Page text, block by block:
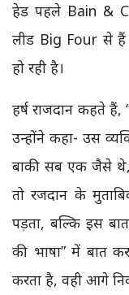
हेड पहले Bain &
लीड Big Four से
हो रही है।
हर्ष राजदान कहते
उन्होंने कहा- उस
बाकी सब एक जैसे
तो रजदान के
पड़ता, बल्कि इस
की भाषा” में बात
करता है, वही आगे